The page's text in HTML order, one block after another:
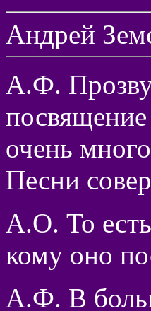
Андрей
А.Ф.
очень
Песни
А.О. То
кому оно
А.Ф. В